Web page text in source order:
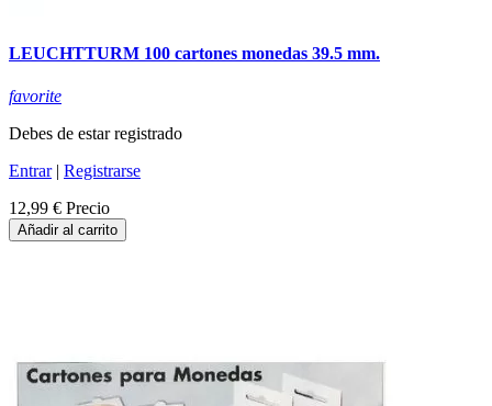
LEUCHTTURM 100 cartones monedas 39.5 mm.
favorite
Debes de estar registrado
Entrar| Registrarse
12,99 € Precio
Añadir al carrito